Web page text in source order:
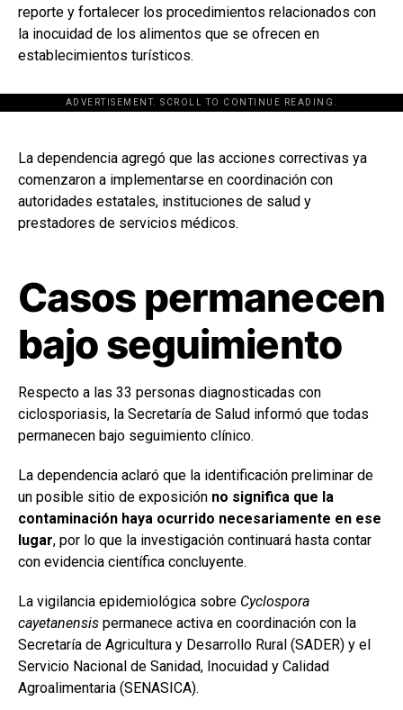
reporte y fortalecer los procedimientos relacionados con
la inocuidad de los alimentos que se ofrecen en
establecimientos turísticos.
ADVERTISEMENT. SCROLL TO CONTINUE READING.
[adsforwp id="243463"]
La dependencia agregó que las acciones correctivas ya
comenzaron a implementarse en coordinación con
autoridades estatales, instituciones de salud y
prestadores de servicios médicos.
Casos permanecen
bajo seguimiento
Respecto a las 33 personas diagnosticadas con
ciclosporiasis, la Secretaría de Salud informó que todas
permanecen bajo seguimiento clínico.
La dependencia aclaró que la identificación preliminar de
un posible sitio de exposición no significa que la
contaminación haya ocurrido necesariamente en ese
lugar, por lo que la investigación continuará hasta contar
con evidencia científica concluyente.
La vigilancia epidemiológica sobre Cyclospora
cayetanensis permanece activa en coordinación con la
Secretaría de Agricultura y Desarrollo Rural (SADER) y el
Servicio Nacional de Sanidad, Inocuidad y Calidad
Agroalimentaria (SENASICA).